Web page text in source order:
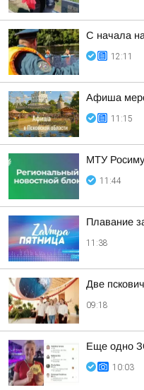
С начала
12:11
Афиша
11:15
МТУ
11:44
Плавание
11:38
Две
09:18
Еще одно
10:03